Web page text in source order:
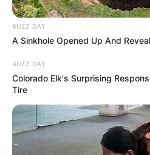
BUZZ DAY
A Sinkhole Opened Up And
BUZZ DAY
Colorado Elk's Surprising
Tire